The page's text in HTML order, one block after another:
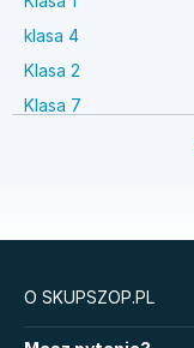
klasa 4
Klasa 2
Klasa 7
Książki
O SKUPSZOP.PL